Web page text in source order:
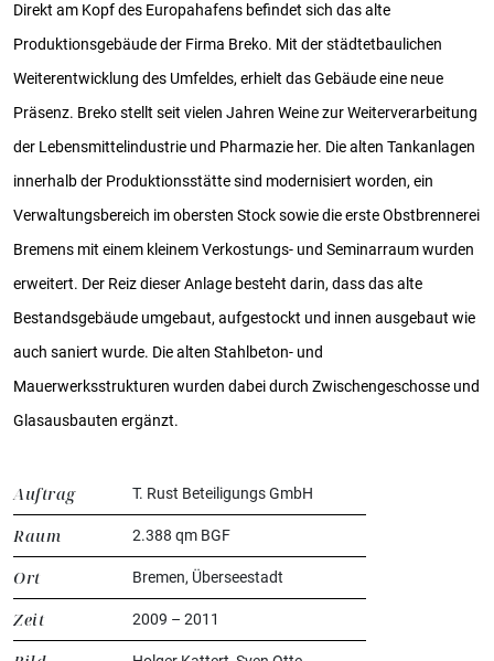
Direkt am Kopf des Europahafens befindet sich das alte
Produktionsgebäude der Firma Breko. Mit der städtetbaulichen
Weiterentwicklung des Umfeldes, erhielt das Gebäude eine neue
Präsenz. Breko stellt seit vielen Jahren Weine zur Weiterverarbeitung
der Lebensmittelindustrie und Pharmazie her. Die alten Tankanlagen
innerhalb der Produktionsstätte sind modernisiert worden, ein
Verwaltungsbereich im obersten Stock sowie die erste Obstbrennerei
Bremens mit einem kleinem Verkostungs- und Seminarraum wurden
erweitert. Der Reiz dieser Anlage besteht darin, dass das alte
Bestandsgebäude umgebaut, aufgestockt und innen ausgebaut wie
auch saniert wurde. Die alten Stahlbeton- und
Mauerwerksstrukturen wurden dabei durch Zwischengeschosse und
Glasausbauten ergänzt.
Auftrag T. Rust Beteiligungs GmbH
Raum 2.388 qm BGF
Ort Bremen, Überseestadt
Zeit 2009 – 2011